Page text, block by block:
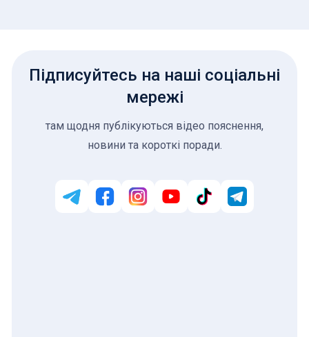
Підписуйтесь на наші соціальні
мережі
там щодня публікуються відео пояснення,
новини та короткі поради.